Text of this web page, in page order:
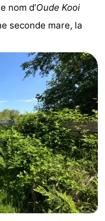
nom d’Oude Kooi
seconde mare, la